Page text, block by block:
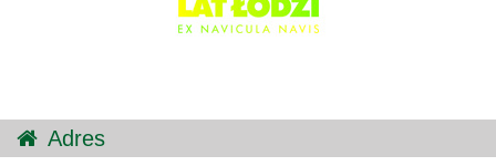
Adres